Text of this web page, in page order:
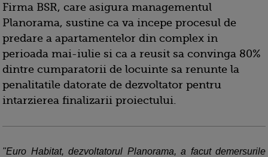
Firma BSR, care asigura managementul
Planorama, sustine ca va incepe procesul de
predare a apartamentelor din complex in
perioada mai-iulie si ca a reusit sa convinga 80%
dintre cumparatorii de locuinte sa renunte la
penalitatile datorate de dezvoltator pentru
intarzierea finalizarii proiectului.
"Euro Habitat, dezvoltatorul Planorama, a facut demersurile